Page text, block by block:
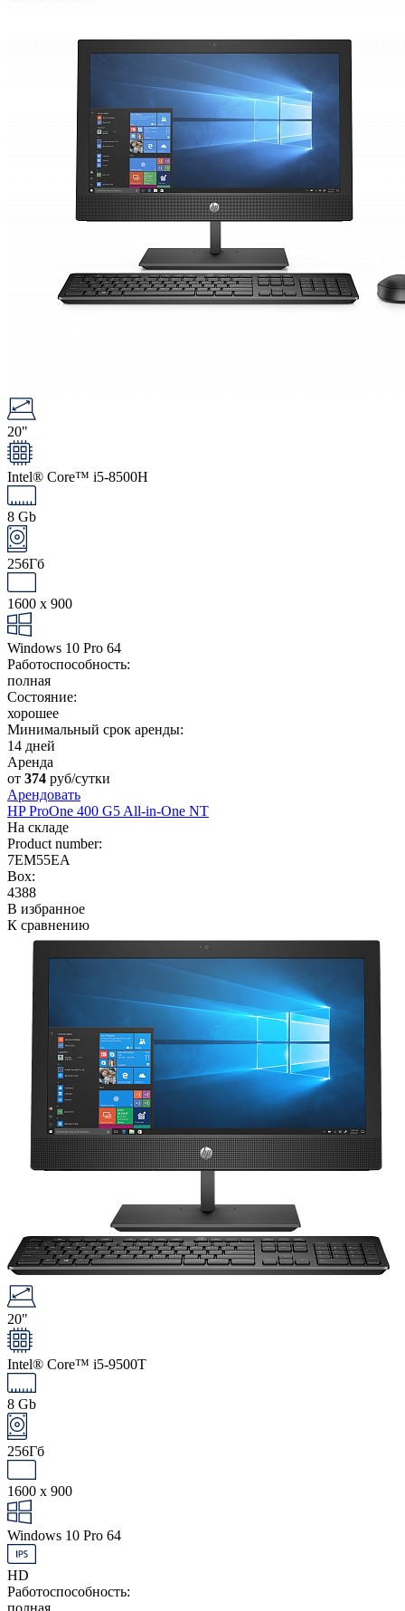
20"
Intel® Core™ i5-8500H
8 Gb
256Гб
1600 x 900
Windows 10 Pro 64
Работоспособность:
полная
Состояние:
хорошее
Минимальный срок аренды:
14 дней
Аренда
от 374 руб/сутки
Арендовать
HP ProOne 400 G5 All-in-One NT
На складе
Product number:
7EM55EA
Box:
4388
В избранное
К сравнению
20"
Intel® Core™ i5-9500T
8 Gb
256Гб
1600 x 900
Windows 10 Pro 64
HD
Работоспособность:
полная